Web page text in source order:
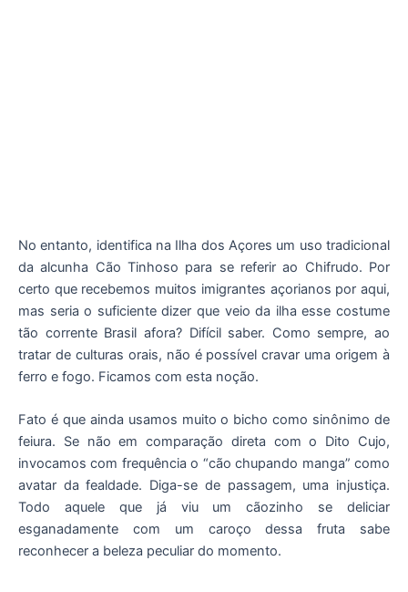
No entanto, identifica na Ilha dos Açores um uso tradicional
da alcunha Cão Tinhoso para se referir ao Chifrudo. Por
certo que recebemos muitos imigrantes açorianos por aqui,
mas seria o suficiente dizer que veio da ilha esse costume
tão corrente Brasil afora? Difícil saber. Como sempre, ao
tratar de culturas orais, não é possível cravar uma origem à
ferro e fogo. Ficamos com esta noção.
Fato é que ainda usamos muito o bicho como sinônimo de
feiura. Se não em comparação direta com o Dito Cujo,
invocamos com frequência o “cão chupando manga” como
avatar da fealdade. Diga-se de passagem, uma injustiça.
Todo aquele que já viu um cãozinho se deliciar
esganadamente com um caroço dessa fruta sabe
reconhecer a beleza peculiar do momento.